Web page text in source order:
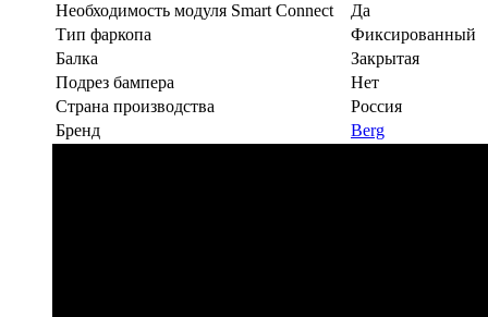
Необходимость модуля Smart Connect
Да
Тип фаркопа
Фиксированный
Балка
Закрытая
Подрез бампера
Нет
Страна производства
Россия
Бренд
Berg